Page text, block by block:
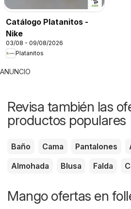
Catálogo Platanitos -
Nike
03/08 - 09/08/2026
Platanitos
ANUNCIO
Revisa también las
productos populares
Baño Cama Pantalones
Almohada
Blusa Falda
Mango ofertas en